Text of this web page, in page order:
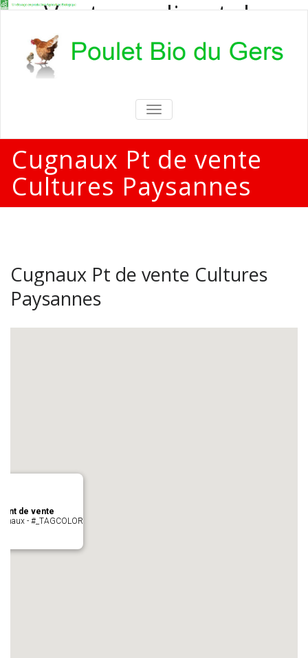
Vente en direct de
poulets bio
Vente en direct de poulets bio aux
particuliers et professionnels
TOGGLE
NAVIGATION
Cugnaux Pt de vente
Cultures Paysannes
Cugnaux Pt de vente Cultures
Paysannes
de vente
- #_TAGCOLOR